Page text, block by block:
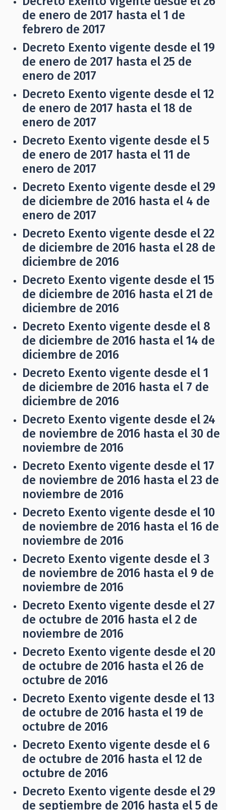
de enero de 2017 hasta el 1 de
febrero de 2017
Decreto Exento vigente desde el 19
de enero de 2017 hasta el 25 de
enero de 2017
Decreto Exento vigente desde el 12
de enero de 2017 hasta el 18 de
enero de 2017
Decreto Exento vigente desde el 5
de enero de 2017 hasta el 11 de
enero de 2017
Decreto Exento vigente desde el 29
de diciembre de 2016 hasta el 4 de
enero de 2017
Decreto Exento vigente desde el 22
de diciembre de 2016 hasta el 28 de
diciembre de 2016
Decreto Exento vigente desde el 15
de diciembre de 2016 hasta el 21 de
diciembre de 2016
Decreto Exento vigente desde el 8
de diciembre de 2016 hasta el 14 de
diciembre de 2016
Decreto Exento vigente desde el 1
de diciembre de 2016 hasta el 7 de
diciembre de 2016
Decreto Exento vigente desde el 24
de noviembre de 2016 hasta el 30 de
noviembre de 2016
Decreto Exento vigente desde el 17
de noviembre de 2016 hasta el 23 de
noviembre de 2016
Decreto Exento vigente desde el 10
de noviembre de 2016 hasta el 16 de
noviembre de 2016
Decreto Exento vigente desde el 3
de noviembre de 2016 hasta el 9 de
noviembre de 2016
Decreto Exento vigente desde el 27
de octubre de 2016 hasta el 2 de
noviembre de 2016
Decreto Exento vigente desde el 20
de octubre de 2016 hasta el 26 de
octubre de 2016
Decreto Exento vigente desde el 13
de octubre de 2016 hasta el 19 de
octubre de 2016
Decreto Exento vigente desde el 6
de octubre de 2016 hasta el 12 de
octubre de 2016
Decreto Exento vigente desde el 29
de septiembre de 2016 hasta el 5 de